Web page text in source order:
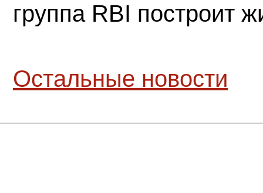
группа RBI построит
Остальные новости